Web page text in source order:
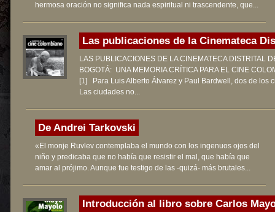
hermosa oración no significa nada espiritual ni trascendente, que...
Las publicaciones de la Cinemateca
LAS PUBLICACIONES DE LA CINEMATECA DISTRITAL
BOGOTÁ: UNA MEMORIA CRÍTICA PARA EL CINE
[1] Para Luis Alberto Álvarez y Paul Bardwell, dos de los
Las ciudades no...
De Andrei Tarkovski
«El monje Ruvlev contemplaba el mundo con los ingenuos ojos del
niño y predicaba que no había que resistir el mal, que había que
amar al prójimo. Aunque fue testigo de las -quizá- más brutales...
Introducción al libro sobre Carlos